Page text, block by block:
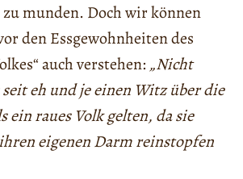
munden. Doch wir können
den Essgewohnheiten des
auch verstehen: „Nicht
eh und je einen Witz über die
ein raues Volk gelten, da sie
eigenen Darm reinstopfen